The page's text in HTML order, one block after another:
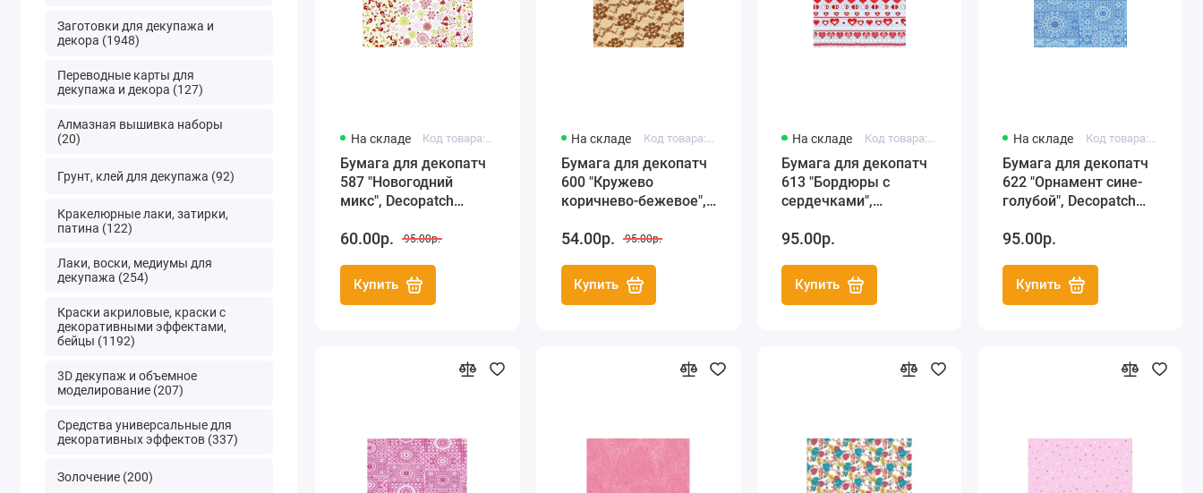
Заготовки для декупажа и
декора (1948)
Переводные карты для
декупажа и декора (127)
Алмазная вышивка наборы
(20)
Грунт, клей для декупажа (92)
Кракелюрные лаки, затирки,
патина (122)
Лаки, воски, медиумы для
декупажа (254)
Краски акриловые, краски с
декоративными эффектами,
бейцы (1192)
3D декупаж и объемное
моделирование (207)
Средства универсальные для
декоративных эффектов (337)
Золочение (200)
На складе Код товара: FDA587
Бумага для декопатч
587 "Новогодний
микс", Decopatch
60.00р. 95.00р.
Купить
На складе Код товара: FDA600
Бумага для декопатч
600 "Кружево
коричнево-бежевое",
30х40 см
54.00р. 95.00р.
Купить
На складе Код товара: FDA613
Бумага для декопатч
613 "Бордюры с
сердечками",
30х40 см
95.00р.
Купить
На складе Код товара: FDA622
Бумага для декопатч
622 "Орнамент сине-
голубой", Decopatch
95.00р.
Купить